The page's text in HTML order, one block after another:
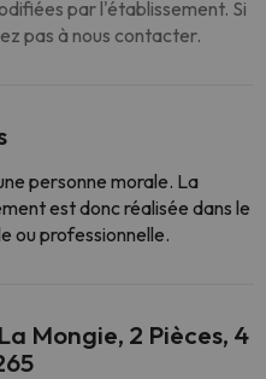
par l'établissement. Si
pas à nous contacter.
personne morale. La
est donc réalisée dans le
ou professionnelle.
Mongie, 2 Pièces, 4